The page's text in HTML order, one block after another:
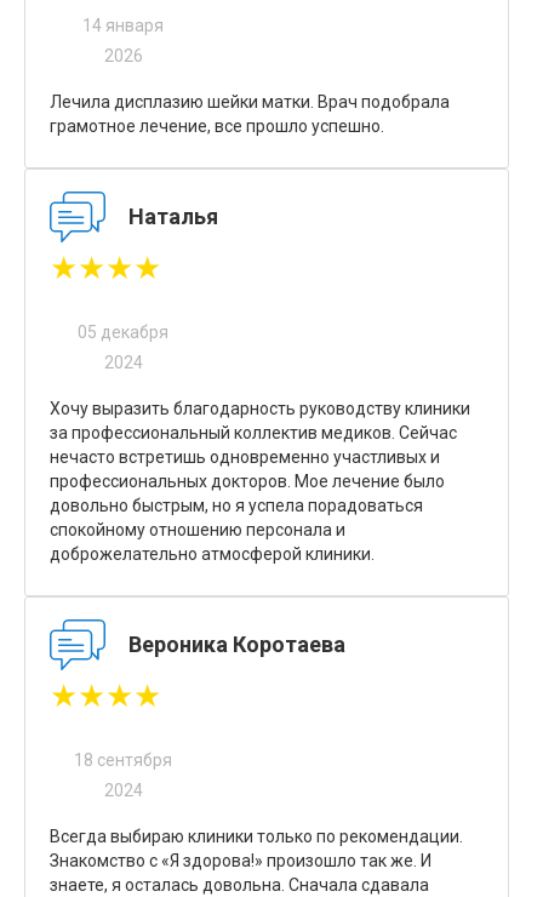
14 января
2026
Лечила дисплазию шейки матки. Врач подобрала
грамотное лечение, все прошло успешно.
Наталья
★★★★
05 декабря
2024
Хочу выразить благодарность руководству клиники
за профессиональный коллектив медиков. Сейчас
нечасто встретишь одновременно участливых и
профессиональных докторов. Мое лечение было
довольно быстрым, но я успела порадоваться
спокойному отношению персонала и
доброжелательно атмосферой клиники.
Вероника Коротаева
★★★★
18 сентября
2024
Всегда выбираю клиники только по рекомендации.
Знакомство с «Я здорова!» произошло так же. И
знаете, я осталась довольна. Сначала сдавала